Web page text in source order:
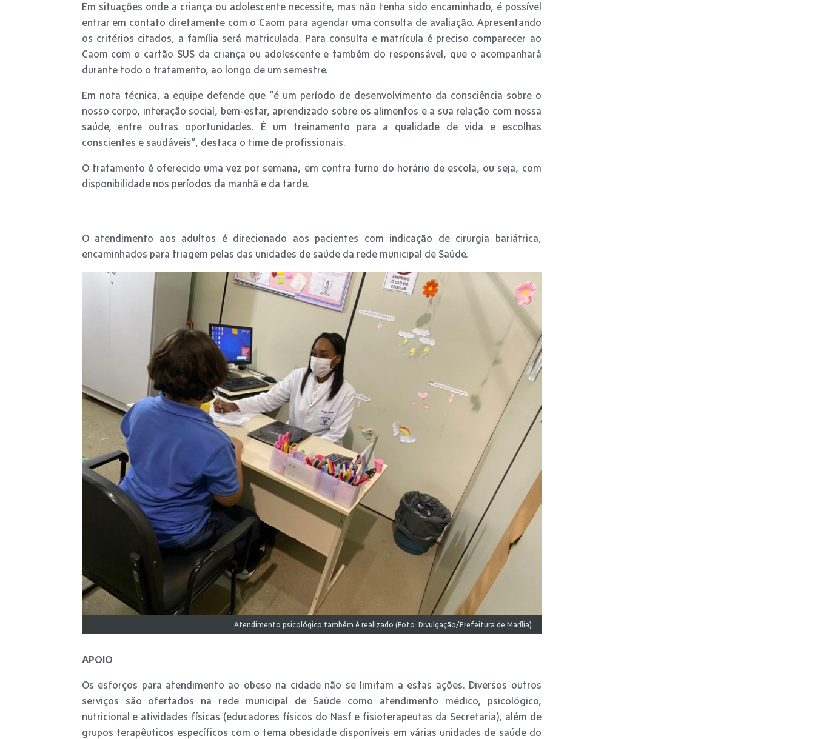
Em situações onde a criança ou adolescente necessite, mas não tenha sido encaminhado, é possível
entrar em contato diretamente com o Caom para agendar uma consulta de avaliação. Apresentando
os critérios citados, a família será matriculada. Para consulta e matrícula é preciso comparecer ao
Caom com o cartão SUS da criança ou adolescente e também do responsável, que o acompanhará
durante todo o tratamento, ao longo de um semestre.
Em nota técnica, a equipe defende que “é um período de desenvolvimento da consciência sobre o
nosso corpo, interação social, bem-estar, aprendizado sobre os alimentos e a sua relação com nossa
saúde, entre outras oportunidades. É um treinamento para a qualidade de vida e escolhas
conscientes e saudáveis”, destaca o time de profissionais.
O tratamento é oferecido uma vez por semana, em contra turno do horário de escola, ou seja, com
disponibilidade nos períodos da manhã e da tarde.
O atendimento aos adultos é direcionado aos pacientes com indicação de cirurgia bariátrica,
encaminhados para triagem pelas das unidades de saúde da rede municipal de Saúde.
Atendimento psicológico também é realizado (Foto: Divulgação/Prefeitura de Marília)
APOIO
Os esforços para atendimento ao obeso na cidade não se limitam a estas ações. Diversos outros
serviços são ofertados na rede municipal de Saúde como atendimento médico, psicológico,
nutricional e atividades físicas (educadores físicos do Nasf e fisioterapeutas da Secretaria), além de
grupos terapêuticos específicos com o tema obesidade disponíveis em várias unidades de saúde do